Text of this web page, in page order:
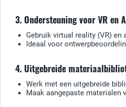
3. Ondersteuning voor VR en
Gebruik virtual reality (VR)
Ideaal voor
4. Uitgebreide
Werk met een uitgebreide
Maak aangepaste materialen